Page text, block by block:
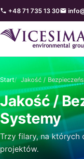
+48 71 735 13 30
Start Jakość /
Jakość /
Systemy
Trzy filary, na których
projektów.